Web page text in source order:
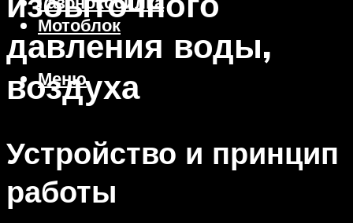
Мотоблок
Меню
давления воды,
воздуха
Устройство и принцип
работы